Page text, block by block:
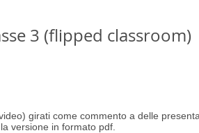
3 (flipped classroom)
girati come commento a delle
versione in formato pdf.